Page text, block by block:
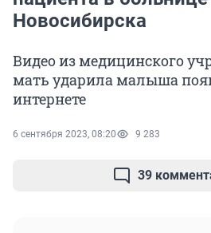
Новосибирска
Видео из медицинского
мать ударила малыша
интернете
6 сентября 2023, 08:20 9 283
39